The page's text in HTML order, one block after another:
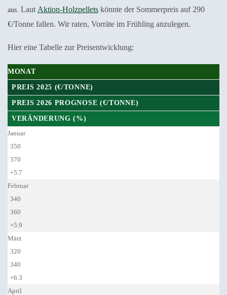
aus. Laut Aktion-Holzpellets könnte der Sommerpreis auf 290
€/Tonne fallen. Wir raten, Vorräte im Frühling anzulegen.
Hier eine Tabelle zur Preisentwicklung:
MONAT
PREIS 2025 (€/TONNE)
PREIS 2026 PROGNOSE (€/TONNE)
VERÄNDERUNG (%)
Januar
350
370
+5.7
Februar
340
360
+5.9
März
320
340
+6.3
April